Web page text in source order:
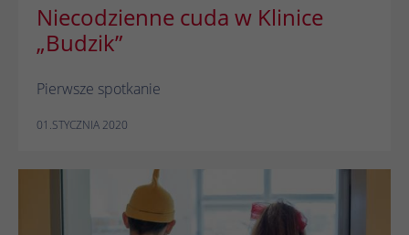
Niecodzienne cuda w Klinice
„Budzik”
Pierwsze spotkanie
01.STYCZNIA 2020